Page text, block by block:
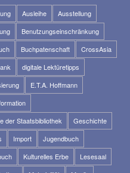
Ausleihe
Ausstellung
Benutzungseinschränkung
Buchpatenschaft
CrossAsia
digitale Lektüretipps
E.T.A. Hoffmann
der Staatsbibliothek
Geschichte
Import
Jugendbuch
Kulturelles Erbe
Lesesaal